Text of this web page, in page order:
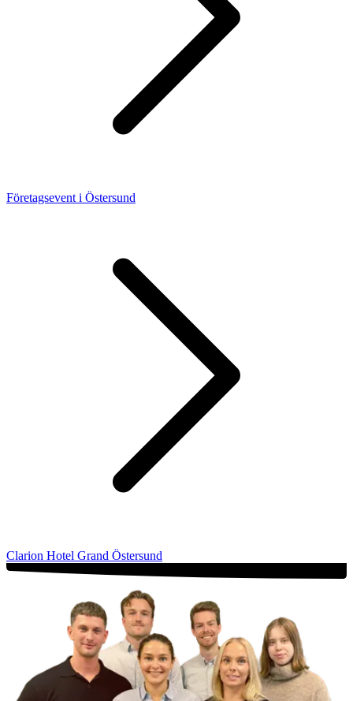
Företagsevent i Östersund
Clarion Hotel Grand Östersund